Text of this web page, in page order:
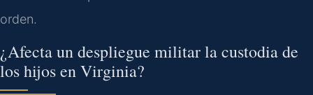
orden.
¿Afecta un despliegue militar la custodia de
los hijos en Virginia?